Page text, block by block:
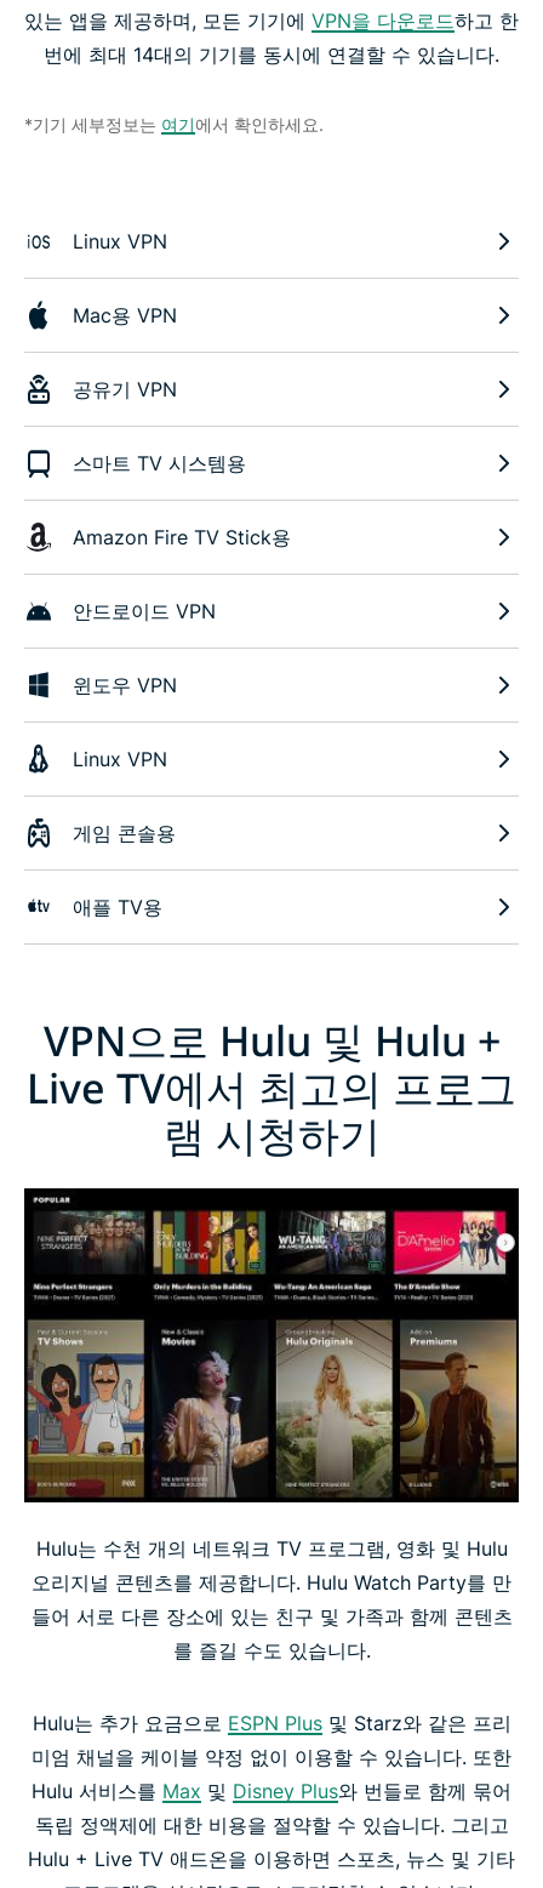
있는 앱을 제공하며, 모든 기기에 VPN을 다운로드하고 한
번에 최대 14대의 기기를 동시에 연결할 수 있습니다.
*기기 세부정보는 여기에서 확인하세요.
Linux VPN
Mac용 VPN
공유기 VPN
스마트 TV 시스템용
Amazon Fire TV Stick용
안드로이드 VPN
윈도우 VPN
Linux VPN
게임 콘솔용
애플 TV용
VPN으로 Hulu 및 Hulu +
Live TV에서 최고의 프로그
램 시청하기
Hulu는 수천 개의 네트워크 TV 프로그램, 영화 및 Hulu
오리지널 콘텐츠를 제공합니다. Hulu Watch Party를 만
들어 서로 다른 장소에 있는 친구 및 가족과 함께 콘텐츠
를 즐길 수도 있습니다.
Hulu는 추가 요금으로 ESPN Plus및 Starz와 같은 프리
미엄 채널을 케이블 약정 없이 이용할 수 있습니다. 또한
Hulu 서비스를 Max 및 Disney Plus와 번들로 함께 묶어
독립 정액제에 대한 비용을 절약할 수 있습니다. 그리고
Hulu + Live TV 애드온을 이용하면 스포츠, 뉴스 및 기타